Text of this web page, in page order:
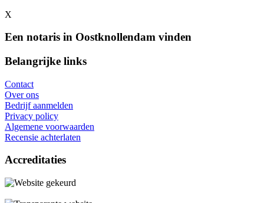
X
Een notaris in Oostknollendam vinden
Belangrijke links
Contact
Over ons
Bedrijf aanmelden
Privacy policy
Algemene voorwaarden
Recensie achterlaten
Accreditaties